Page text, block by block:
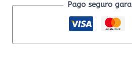
Pago seguro